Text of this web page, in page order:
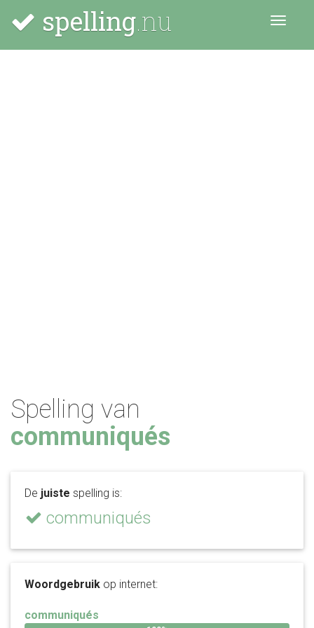
spelling.nu Menu
Spelling van
communiqués
De juiste spelling is:
communiqués
Woordgebruik op internet:
communiqués